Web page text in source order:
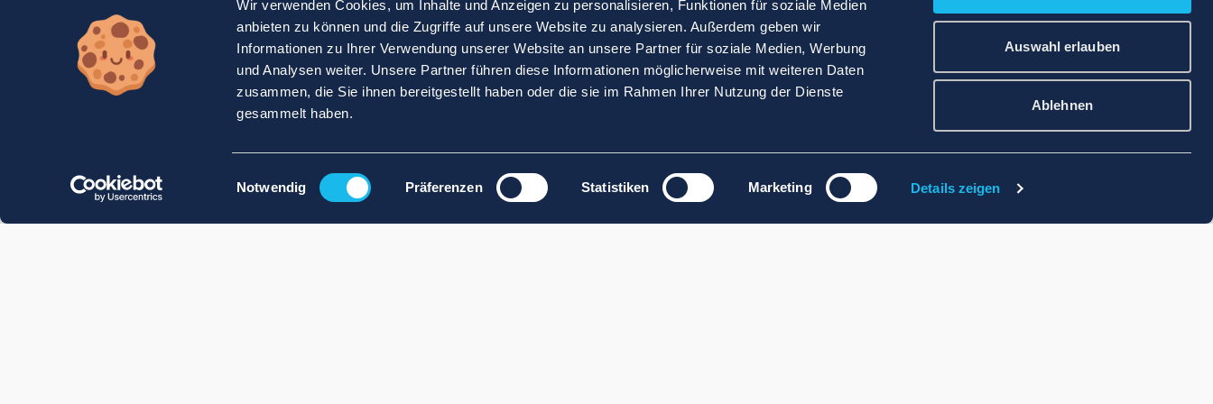
Wir verwenden Cookies, um Inhalte und Anzeigen zu personalisieren, Funktionen für soziale Medien
anbieten zu können und die Zugriffe auf unsere Website zu analysieren. Außerdem geben wir
Informationen zu Ihrer Verwendung unserer Website an unsere Partner für soziale Medien, Werbung
und Analysen weiter. Unsere Partner führen diese Informationen möglicherweise mit weiteren Daten
zusammen, die Sie ihnen bereitgestellt haben oder die sie im Rahmen Ihrer Nutzung der Dienste
gesammelt haben.
Einwilligungsauswahl
Notwendig Präferenzen Statistiken Marketing Details zeigen
Auswahl erlauben
Ablehnen